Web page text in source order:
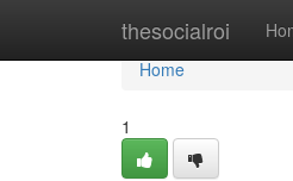
thesocialroi
Home
Home
1